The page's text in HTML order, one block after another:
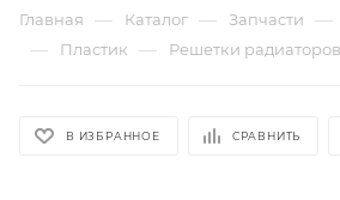
Главная — Каталог — Запчасти —
— Пластик — Решетки
В ИЗБРАННОЕ СРАВНИТЬ